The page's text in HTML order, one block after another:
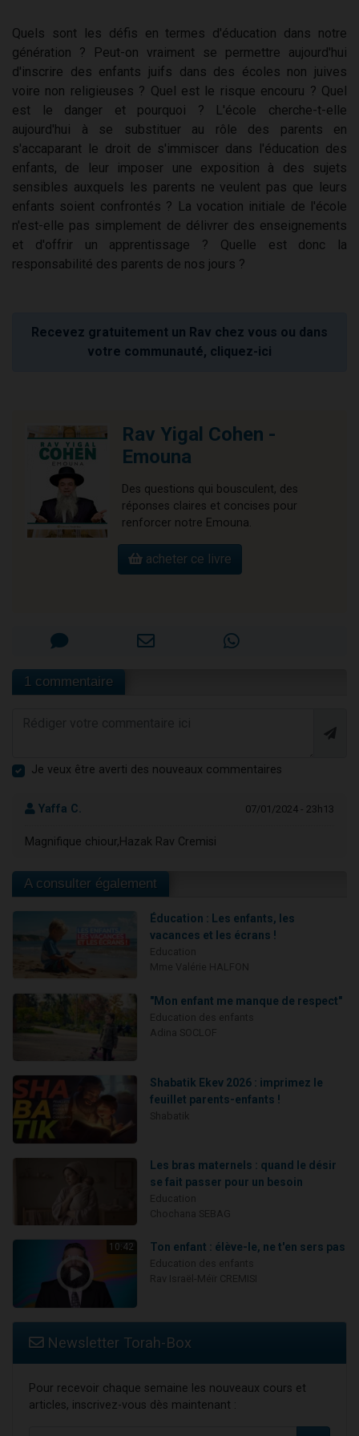
Quels sont les défis en termes d'éducation dans notre
génération ? Peut-on vraiment se permettre aujourd'hui
d'inscrire des enfants juifs dans des écoles non juives
voire non religieuses ? Quel est le risque encouru ? Quel
est le danger et pourquoi ? L'école cherche-t-elle
aujourd'hui à se substituer au rôle des parents en
s'accaparant le droit de s'immiscer dans l'éducation des
enfants, de leur imposer une exposition à des sujets
sensibles auxquels les parents ne veulent pas que leurs
enfants soient confrontés ? La vocation initiale de l'école
n'est-elle pas simplement de délivrer des enseignements
et d'offrir un apprentissage ? Quelle est donc la
responsabilité des parents de nos jours ?
Recevez gratuitement un Rav chez vous ou dans
votre communauté, cliquez-ici
Rav Yigal Cohen -
Emouna
Des questions qui bousculent, des
réponses claires et concises pour
renforcer notre Emouna.
acheter ce livre
1 commentaire
Je veux être averti des nouveaux commentaires
Yaffa C. 07/01/2024 - 23h13
Magnifique chiour,Hazak Rav Cremisi
A consulter également
Éducation : Les enfants, les
vacances et les écrans !
"Mon enfant me manque de respect"
Shabatik Ekev 2026 : imprimez le
feuillet parents-enfants !
Les bras maternels : quand le désir
se fait passer pour un besoin
10:42 Ton enfant : élève-le, ne t'en sers pas
Newsletter Torah-Box
Pour recevoir chaque semaine les nouveaux cours et
articles, inscrivez-vous dès maintenant :